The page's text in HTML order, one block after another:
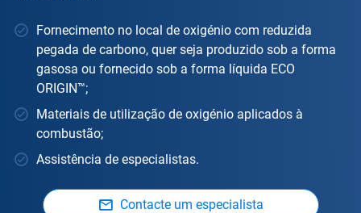
Fornecimento no local de oxigénio com reduzida
pegada de carbono, quer seja produzido sob a forma
gasosa ou fornecido sob a forma líquida ECO
ORIGIN™;
Materiais de utilização de oxigénio aplicados à
combustão;
Assistência de especialistas.
Contacte um especialista